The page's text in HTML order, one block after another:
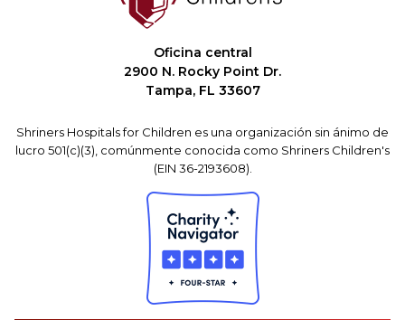
Oficina central
2900 N. Rocky Point Dr.
Tampa, FL 33607
Shriners Hospitals for Children es una organización sin ánimo de
lucro 501(c)(3), comúnmente conocida como Shriners Children's
(EIN 36-2193608).